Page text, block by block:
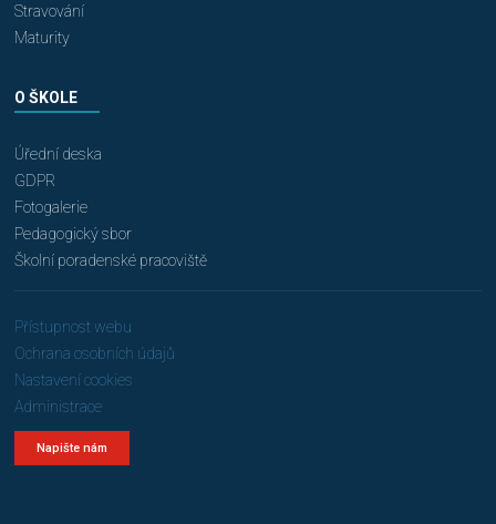
Stravování
Maturity
O ŠKOLE
Úřední deska
GDPR
Fotogalerie
Pedagogický sbor
Školní poradenské pracoviště
Přístupnost webu
Ochrana osobních údajů
Nastavení cookies
Administrace
Napište nám